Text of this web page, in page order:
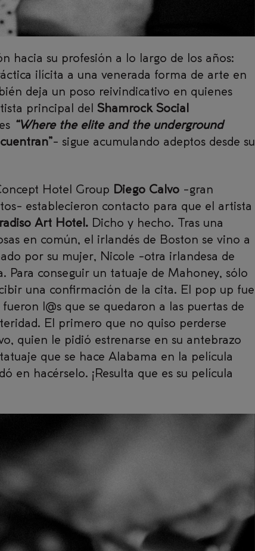
hacia su profesión a lo largo de los años:
ilícita a una venerada forma de arte en
deja un poso reivindicativo en quienes
principal del
Shamrock Social
“Where the elite and the underground
- sigue acumulando adeptos desde su
Hotel Group Diego Calvo -gran
establecieron contacto para que el artista
Art Hotel. Dicho y hecho. Tras una
en común, el irlandés de Boston se vino a
por su mujer, Nicole -otra irlandesa de
Para conseguir un tatuaje de Mahoney, sólo
una confirmación de la cita. El pop up fue
l@s que se quedaron a las puertas de
El primero que no quiso perderse
quien le pidió estrenarse en su antebrazo
que se hace Alabama en la película
en hacérselo. ¡Resulta que es su película